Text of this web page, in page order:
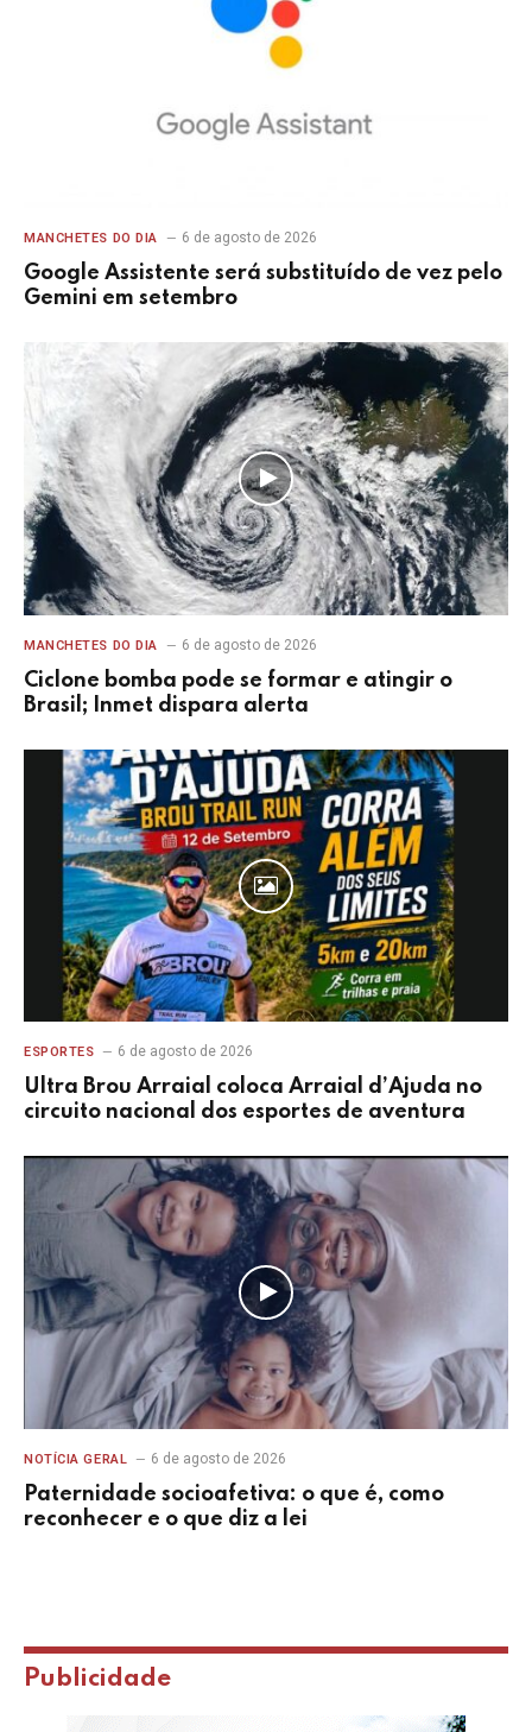
MANCHETES DO DIA 6 de agosto de 2026
Google Assistente será substituído de vez pelo
Gemini em setembro
MANCHETES DO DIA 6 de agosto de 2026
Ciclone bomba pode se formar e atingir o
Brasil; Inmet dispara alerta
ESPORTES 6 de agosto de 2026
Ultra Brou Arraial coloca Arraial d’Ajuda no
circuito nacional dos esportes de aventura
NOTÍCIA GERAL 6 de agosto de 2026
Paternidade socioafetiva: o que é, como
reconhecer e o que diz a lei
Publicidade